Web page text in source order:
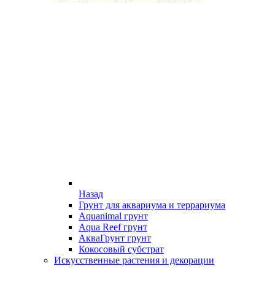
Назад
Грунт для аквариума и террариума
Aquanimal грунт
Aqua Reef грунт
АкваГрунт грунт
Кокосовый субстрат
Искусственные растения и декорации